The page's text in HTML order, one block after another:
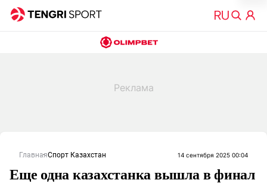
ГлавнаяСпорт Казахстан 14 сентября 2025 00:04
Еще одна казахстанка вышла в финал